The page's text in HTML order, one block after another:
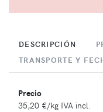
DESCRIPCIÓN
TRANSPORTE Y
Precio
35,20 €/kg IVA incl.